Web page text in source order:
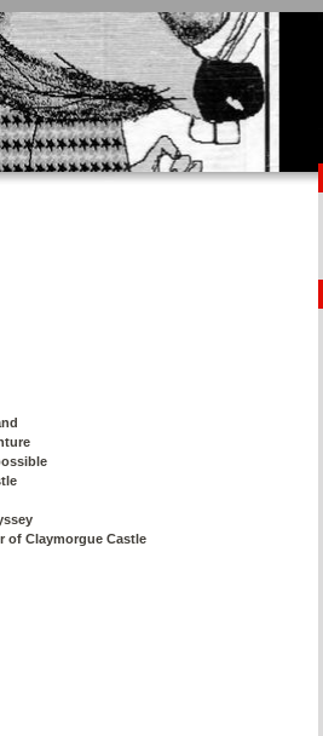
of Claymorgue Castle